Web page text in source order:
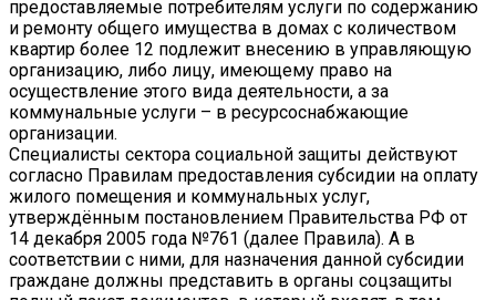
предоставляемые потребителям услуги по содержанию
и ремонту общего имущества в домах с количеством
квартир более 12 подлежит внесению в управляющую
организацию, либо лицу, имеющему право на
осуществление этого вида деятельности, а за
коммунальные услуги – в ресурсоснабжающие
организации.
Специалисты сектора социальной защиты действуют
согласно Правилам предоставления субсидии на оплату
жилого помещения и коммунальных услуг,
утверждённым постановлением Правительства РФ от
14 декабря 2005 года №761 (далее Правила). А в
соответствии с ними, для назначения данной субсидии
граждане должны представить в органы соцзащиты